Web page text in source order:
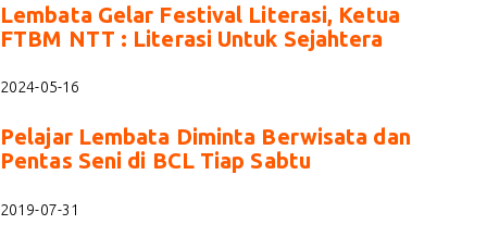
Lembata Gelar Festival Literasi, Ketua
FTBM NTT : Literasi Untuk Sejahtera
2024-05-16
Pelajar Lembata Diminta Berwisata dan
Pentas Seni di BCL Tiap Sabtu
2019-07-31